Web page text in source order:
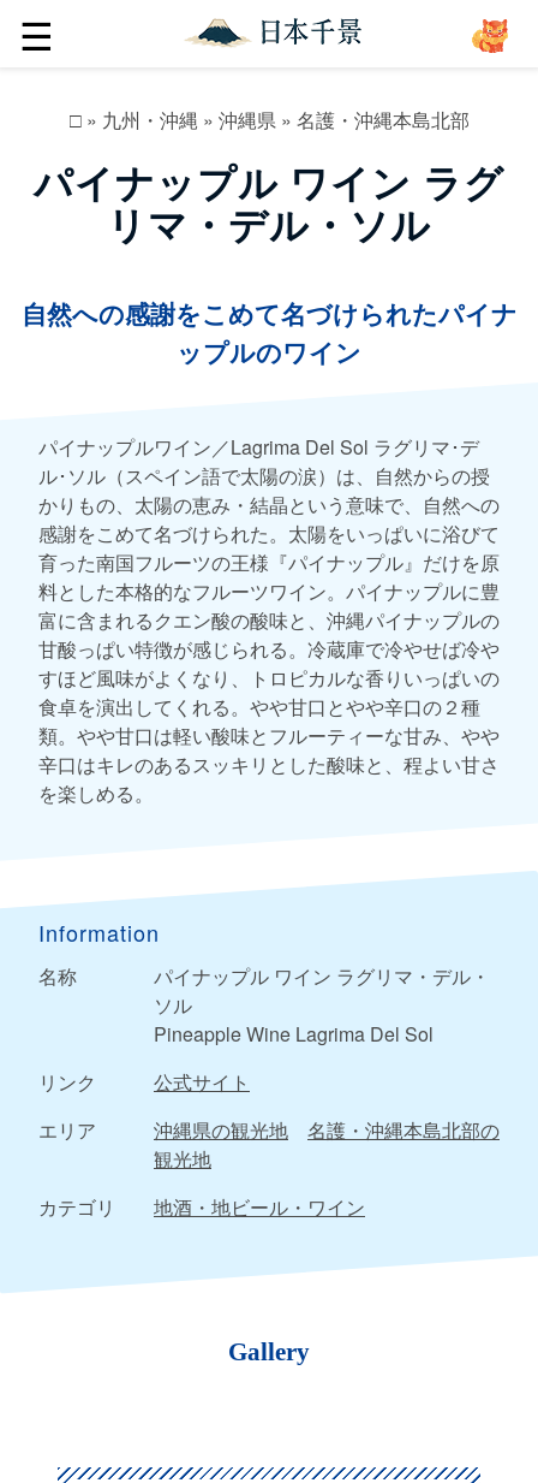
☰
□» 九州・沖縄 » 沖縄県» 名護・沖縄本島北部
パイナップル ワイン ラグ
リマ・デル・ソル
自然への感謝をこめて名づけられたパイナ
ップルのワイン
パイナップルワイン／Lagrima Del Sol ラグリマ･デ
ル･ソル（スペイン語で太陽の涙）は、自然からの授
かりもの、太陽の恵み・結晶という意味で、自然への
感謝をこめて名づけられた。太陽をいっぱいに浴びて
育った南国フルーツの王様『パイナップル』だけを原
料とした本格的なフルーツワイン。パイナップルに豊
富に含まれるクエン酸の酸味と、沖縄パイナップルの
甘酸っぱい特徴が感じられる。冷蔵庫で冷やせば冷や
すほど風味がよくなり、トロピカルな香りいっぱいの
食卓を演出してくれる。やや甘口とやや辛口の２種
類。やや甘口は軽い酸味とフルーティーな甘み、やや
辛口はキレのあるスッキリとした酸味と、程よい甘さ
を楽しめる。
Information
名称
パイナップル ワイン ラグリマ・デル・
ソル
Pineapple Wine Lagrima Del Sol
リンク
公式サイト
エリア
沖縄県の観光地
名護・沖縄本島北部の
観光地
カテゴリ
地酒・地ビール・ワイン
Gallery